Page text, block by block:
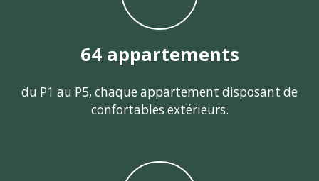
64 appartements
du P1 au P5, chaque appartement disposant de
confortables extérieurs.